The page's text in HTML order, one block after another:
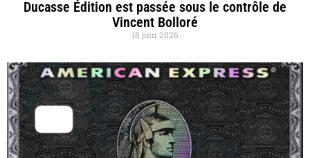
Ducasse Édition est passée sous le contrôle de
Vincent Bolloré
18 juin 2026